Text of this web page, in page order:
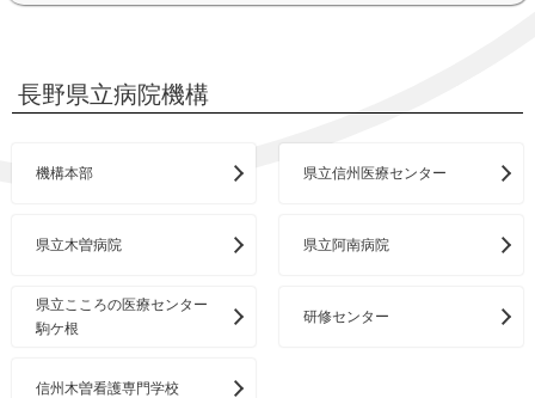
長野県立病院機構
機構本部 県立信州医療センター
県立木曽病院 県立阿南病院
県立こころの医療センター
駒ケ根
研修センター
信州木曽看護専門学校